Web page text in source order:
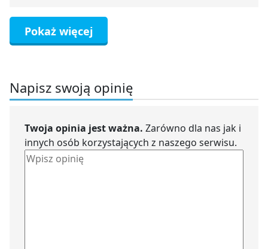
Pokaż więcej
Napisz swoją opinię
Twoja opinia jest ważna. Zarówno dla nas jak i
innych osób korzystających z naszego serwisu.